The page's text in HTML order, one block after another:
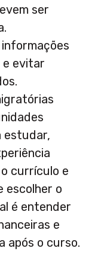
ser
e evitar
estudar,
currículo e
escolher o
é entender
e
após o curso.